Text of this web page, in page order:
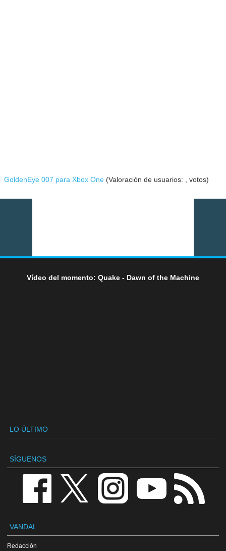
GoldenEye 007 para Xbox One (Valoración de usuarios: ,votos)
Vídeo del momento: Quake - Dawn of the Machine
LO ÚLTIMO
SÍGUENOS
VANDAL
Redacción